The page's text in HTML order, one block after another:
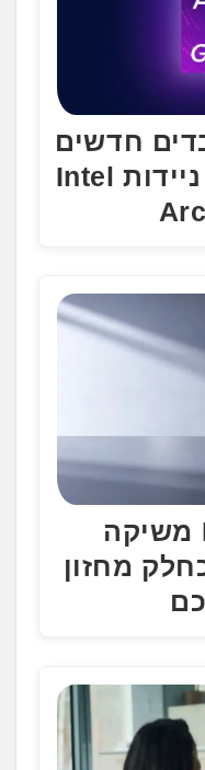
חדשים
לקונסולות גיימינג ניידות Intel
חברת Dreame משיקה
מחזון